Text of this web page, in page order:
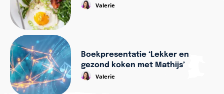
Valerie
Boekpresentatie ‘Lekker en
gezond koken met Mathijs’
Valerie